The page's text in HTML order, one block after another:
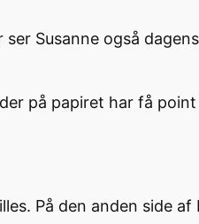
Susanne også
på papiret har få
På den anden side af